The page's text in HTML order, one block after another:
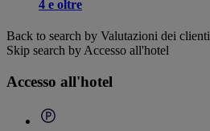
4 e oltre
Back to search by Valutazioni dei clienti
Skip search by Accesso all'hotel
Accesso all'hotel